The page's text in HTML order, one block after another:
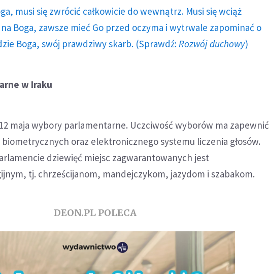
musi się zwrócić całkowicie do wewnątrz. Musi się wciąż
Boga, zawsze mieć Go przed oczyma i wytrwale zapominać o
Boga, swój prawdziwy skarb. (Sprawdź: Rozwój duchowy)
w Iraku
maja wybory parlamentarne. Uczciwość wyborów ma zapewnić
oraz elektronicznego systemu liczenia głosów.
dziewięć miejsc zagwarantowanych jest
tj. chrześcijanom, mandejczykom, jazydom i szabakom.
DEON.PL POLECA